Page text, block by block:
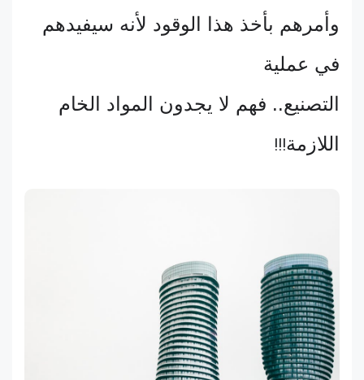
وأمرهم بأخذ هذا الوقود لأنه سيفيدهم
في عملية
التصنيع.. فهم لا يجدون المواد الخام
اللازمة!!!